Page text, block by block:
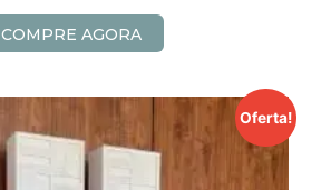
COMPRE AGORA
Oferta!